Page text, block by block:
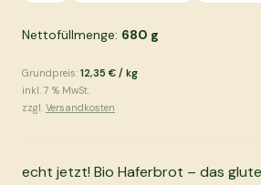
Nettofüllmenge: 680 g
Grundpreis: 12,35 € / kg
inkl. 7 % MwSt.
zzgl. Versandkosten
echt jetzt! Bio Haferbrot – das